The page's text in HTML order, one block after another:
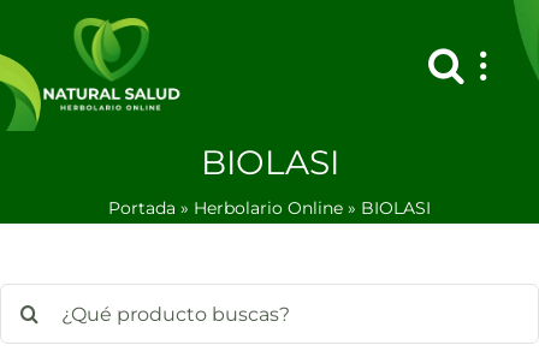
contenido
BIOLASI
Portada » Herbolario Online » BIOLASI